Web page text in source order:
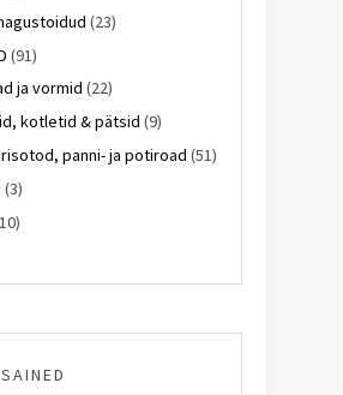
(23)
(91)
ja vormid (22)
kotletid & pätsid (9)
panni- ja potiroad (51)
(3)